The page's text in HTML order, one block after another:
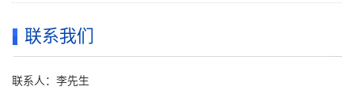
联系我们
联系人：李先生